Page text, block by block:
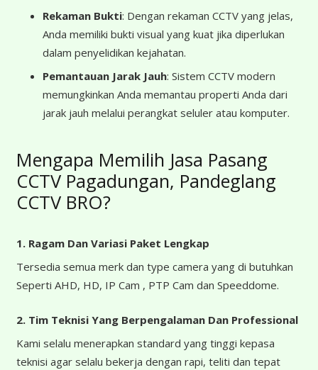
Rekaman Bukti: Dengan rekaman CCTV yang jelas,
Anda memiliki bukti visual yang kuat jika diperlukan
dalam penyelidikan kejahatan.
Pemantauan Jarak Jauh: Sistem CCTV modern
memungkinkan Anda memantau properti Anda dari
jarak jauh melalui perangkat seluler atau komputer.
Mengapa Memilih Jasa Pasang
CCTV Pagadungan, Pandeglang
CCTV BRO?
1. Ragam Dan Variasi Paket Lengkap
Tersedia semua merk dan type camera yang di butuhkan
Seperti AHD, HD, IP Cam , PTP Cam dan Speeddome.
2. Tim Teknisi Yang Berpengalaman Dan Professional
Kami selalu menerapkan standard yang tinggi kepasa
teknisi agar selalu bekerja dengan rapi, teliti dan tepat